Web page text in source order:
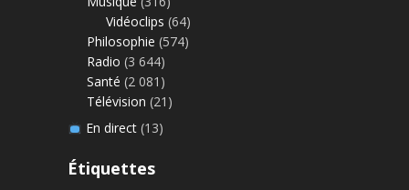
Vidéoclips (64)
Philosophie (574)
Radio (3 644)
Santé (2 081)
Télévision (21)
En direct(13)
Étiquettes